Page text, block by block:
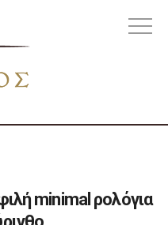
minimal ρολόγια